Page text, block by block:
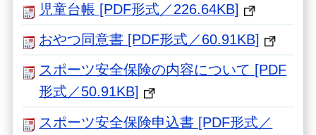
児童台帳 [PDF形式／226.64KB]
おやつ同意書 [PDF形式／60.91KB]
スポーツ安全保険の内容について [PDF
形式／50.91KB]
スポーツ安全保険申込書 [PDF形式／